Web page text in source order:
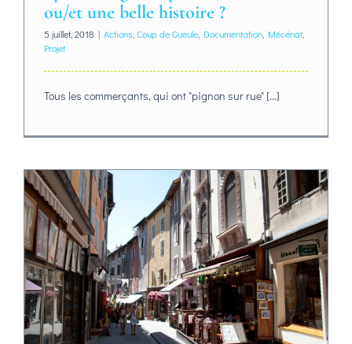
ou/et une belle histoire ?
5 juillet, 2018 | Actions Coup de Gueule Documentation Mécénat,
Projet
Tous les commerçants, qui ont "pignon sur rue" [...]